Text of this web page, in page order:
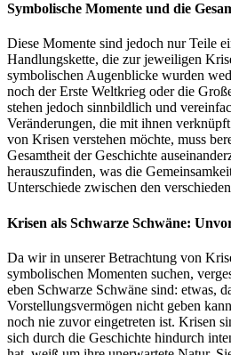
Symbolische Momente und die
Diese Momente sind jedoch nur Teile
Handlungskette, die zur jeweiligen
symbolischen Augenblicke wurden
noch der Erste Weltkrieg oder die
stehen jedoch sinnbildlich und
Veränderungen, die mit ihnen
von Krisen verstehen möchte, muss
Gesamtheit der Geschichte
herauszufinden, was die
Unterschiede zwischen den
Krisen als Schwarze Schwäne:
Da wir in unserer Betrachtung von
symbolischen Momenten suchen,
eben Schwarze Schwäne sind: etwas,
Vorstellungsvermögen nicht geben
noch nie zuvor eingetreten ist. Krisen
sich durch die Geschichte hindurch